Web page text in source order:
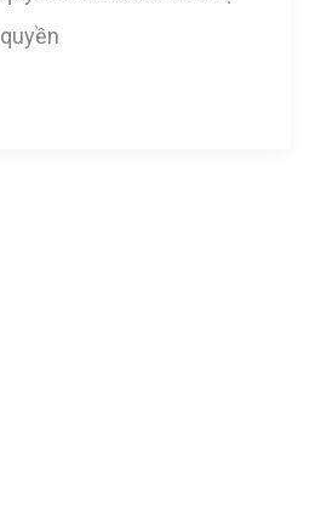
quyền